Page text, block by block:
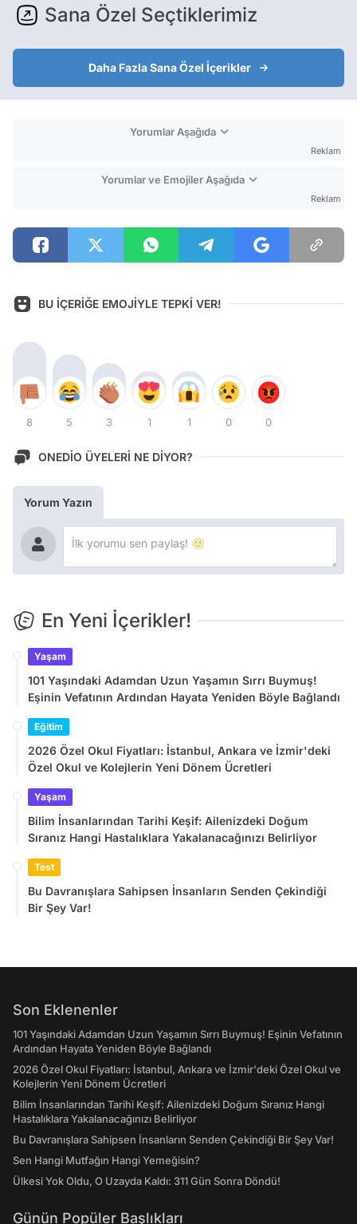
Sana Özel Seçtiklerimiz
Daha Fazla Sana Özel İçerikler
Yorumlar Aşağıda
Reklam
Yorumlar ve Emojiler Aşağıda
Reklam
BU İÇERİĞE EMOJİYLE TEPKİ VER!
8 5 3 1 1 0 0
ONEDİO ÜYELERİ NE DİYOR?
Yorum Yazın
En Yeni İçerikler!
Yaşam
101 Yaşındaki Adamdan Uzun Yaşamın Sırrı Buymuş!
Eşinin Vefatının Ardından Hayata Yeniden Böyle Bağlandı
Eğitim
2026 Özel Okul Fiyatları: İstanbul, Ankara ve İzmir'deki
Özel Okul ve Kolejlerin Yeni Dönem Ücretleri
Yaşam
Bilim İnsanlarından Tarihi Keşif: Ailenizdeki Doğum
Sıranız Hangi Hastalıklara Yakalanacağınızı Belirliyor
Test
Bu Davranışlara Sahipsen İnsanların Senden Çekindiği
Bir Şey Var!
Son Eklenenler
101 Yaşındaki Adamdan Uzun Yaşamın Sırrı Buymuş! Eşinin Vefatının
Ardından Hayata Yeniden Böyle Bağlandı
2026 Özel Okul Fiyatları: İstanbul, Ankara ve İzmir'deki Özel Okul ve
Kolejlerin Yeni Dönem Ücretleri
Bilim İnsanlarından Tarihi Keşif: Ailenizdeki Doğum Sıranız Hangi
Hastalıklara Yakalanacağınızı Belirliyor
Bu Davranışlara Sahipsen İnsanların Senden Çekindiği Bir Şey Var!
Sen Hangi Mutfağın Hangi Yemeğisin?
Ülkesi Yok Oldu, O Uzayda Kaldı: 311 Gün Sonra Döndü!
Günün Popüler Başlıkları